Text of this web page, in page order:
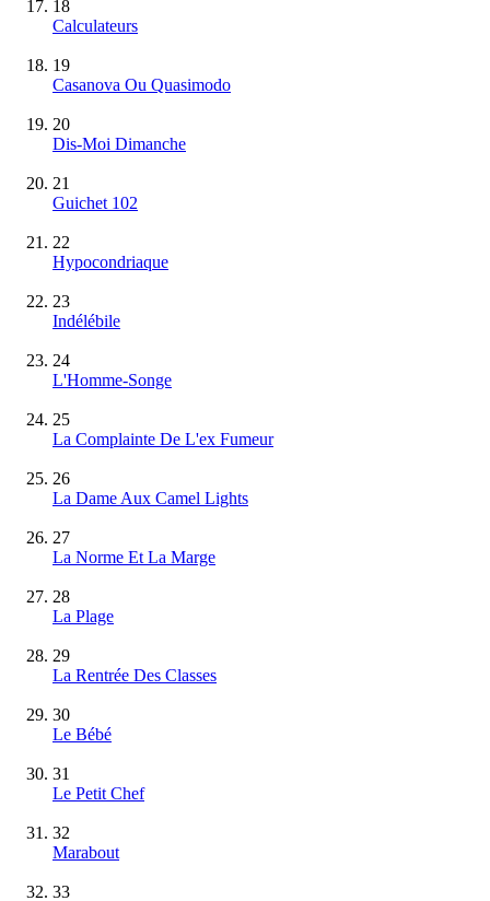
18
Calculateurs
19
Casanova Ou Quasimodo
20
Dis-Moi Dimanche
21
Guichet 102
22
Hypocondriaque
23
Indélébile
24
L'Homme-Songe
25
La Complainte De L'ex Fumeur
26
La Dame Aux Camel Lights
27
La Norme Et La Marge
28
La Plage
29
La Rentrée Des Classes
30
Le Bébé
31
Le Petit Chef
32
Marabout
33